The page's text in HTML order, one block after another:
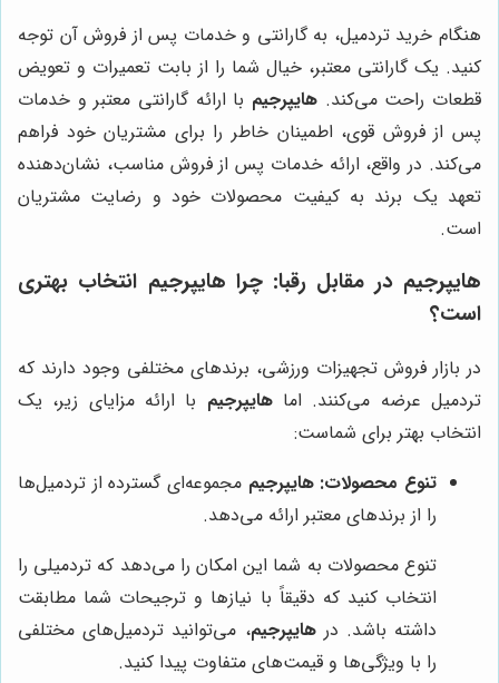
هنگام خرید تردمیل، به گارانتی و خدمات پس از فروش آن توجه
کنید. یک گارانتی معتبر، خیال شما را از بابت تعمیرات و تعویض
قطعات راحت می‌کند. هایپرجیم با ارائه گارانتی معتبر و خدمات
پس از فروش قوی، اطمینان خاطر را برای مشتریان خود فراهم
می‌کند. در واقع، ارائه خدمات پس از فروش مناسب، نشان‌دهنده
تعهد یک برند به کیفیت محصولات خود و رضایت مشتریان
است.
هایپرجیم در مقابل رقبا: چرا هایپرجیم انتخاب بهتری
است؟
در بازار فروش تجهیزات ورزشی، برندهای مختلفی وجود دارند که
تردمیل عرضه می‌کنند. اماهایپرجیم با ارائه مزایای زیر، یک
انتخاب بهتر برای شماست:
تنوع محصولات: هایپرجیم مجموعه‌ای گسترده از تردمیل‌ها
را از برندهای معتبر ارائه می‌دهد.
تنوع محصولات به شما این امکان را می‌دهد که تردمیلی را
انتخاب کنید که دقیقاً با نیازها و ترجیحات شما مطابقت
داشته باشد. درهایپرجیم، می‌توانید تردمیل‌های مختلفی
را با ویژگی‌ها و قیمت‌های متفاوت پیدا کنید.